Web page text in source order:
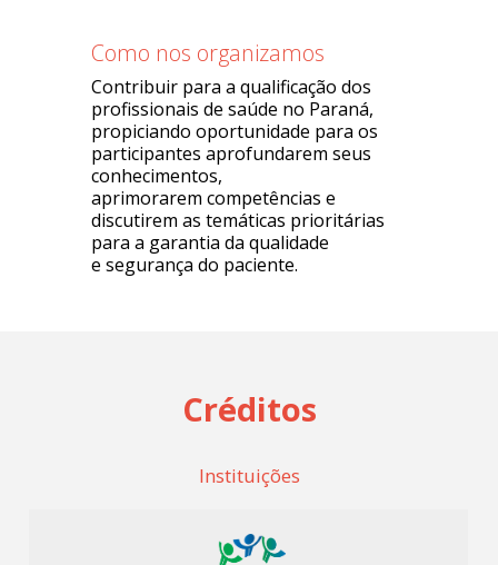
Como nos organizamos
Contribuir para a qualificação dos
profissionais de saúde no Paraná,
propiciando oportunidade para os
participantes aprofundarem seus
conhecimentos,
aprimorarem competências e
discutirem as temáticas prioritárias
para a garantia da qualidade
e segurança do paciente.
Créditos
Instituições